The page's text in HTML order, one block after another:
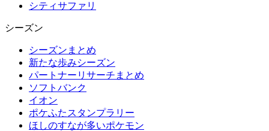
シティサファリ
シーズン
シーズンまとめ
新たな歩みシーズン
パートナーリサーチまとめ
ソフトバンク
イオン
ポケふたスタンプラリー
ほしのすなが多いポケモン